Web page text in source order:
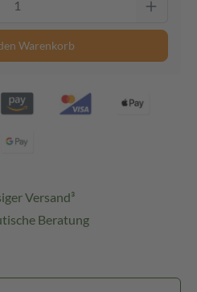
Warenkorb
Versand³
Beratung